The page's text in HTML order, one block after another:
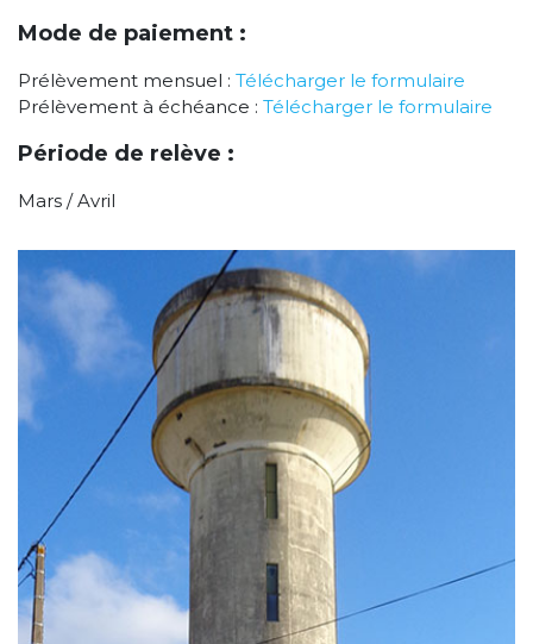
Mode de paiement :
Prélèvement mensuel : Télécharger le formulaire
Prélèvement à échéance : Télécharger le formulaire
Période de relève :
Mars / Avril